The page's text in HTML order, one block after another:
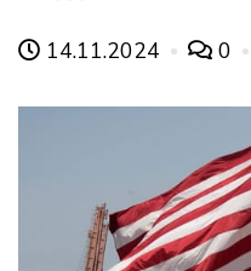
14.11.2024 0